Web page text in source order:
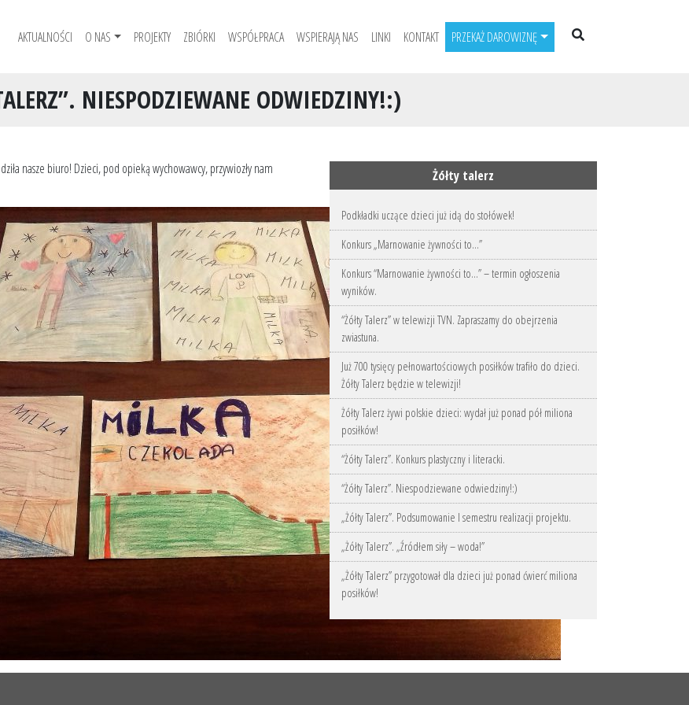
AKTUALNOŚCI O NAS PROJEKTY ZBIÓRKI WSPÓŁPRACA WSPIERAJĄ NAS LINKI KONTAKT PRZEKAŻ DAROWIZNĘ
NIESPODZIEWANE ODWIEDZINY!:)
nasze biuro! Dzieci, pod opieką wychowawcy, przywiozły nam
Żółty talerz
Podkładki uczące dzieci już idą do stołówek!
Konkurs „Marnowanie żywności to…”
Konkurs “Marnowanie żywności to…” – termin ogłoszenia
wyników.
“Żółty Talerz” w telewizji TVN. Zapraszamy do obejrzenia
zwiastuna.
Już 700 tysięcy pełnowartościowych posiłków trafiło do dzieci.
Żółty Talerz będzie w telewizji!
Żółty Talerz żywi polskie dzieci: wydał już ponad pół miliona
posiłków!
“Żółty Talerz”. Konkurs plastyczny i literacki.
“Żółty Talerz”. Niespodziewane odwiedziny!:)
„Żółty Talerz”. Podsumowanie I semestru realizacji projektu.
„Żółty Talerz”. „Źródłem siły – woda!”
„Żółty Talerz” przygotował dla dzieci już ponad ćwierć miliona
posiłków!